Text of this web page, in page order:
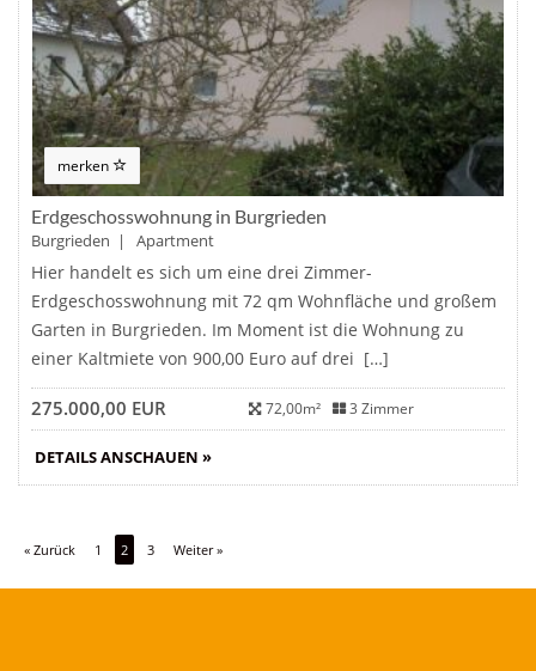
merken
Erdgeschosswohnung in Burgrieden
Burgrieden | Apartment
Hier handelt es sich um eine drei Zimmer-
Erdgeschosswohnung mit 72 qm Wohnfläche und großem
Garten in Burgrieden. Im Moment ist die Wohnung zu
einer Kaltmiete von 900,00 Euro auf drei […]
275.000,00 EUR 72,00m² 3 Zimmer
DETAILS ANSCHAUEN »
« Zurück 1 2 3 Weiter »